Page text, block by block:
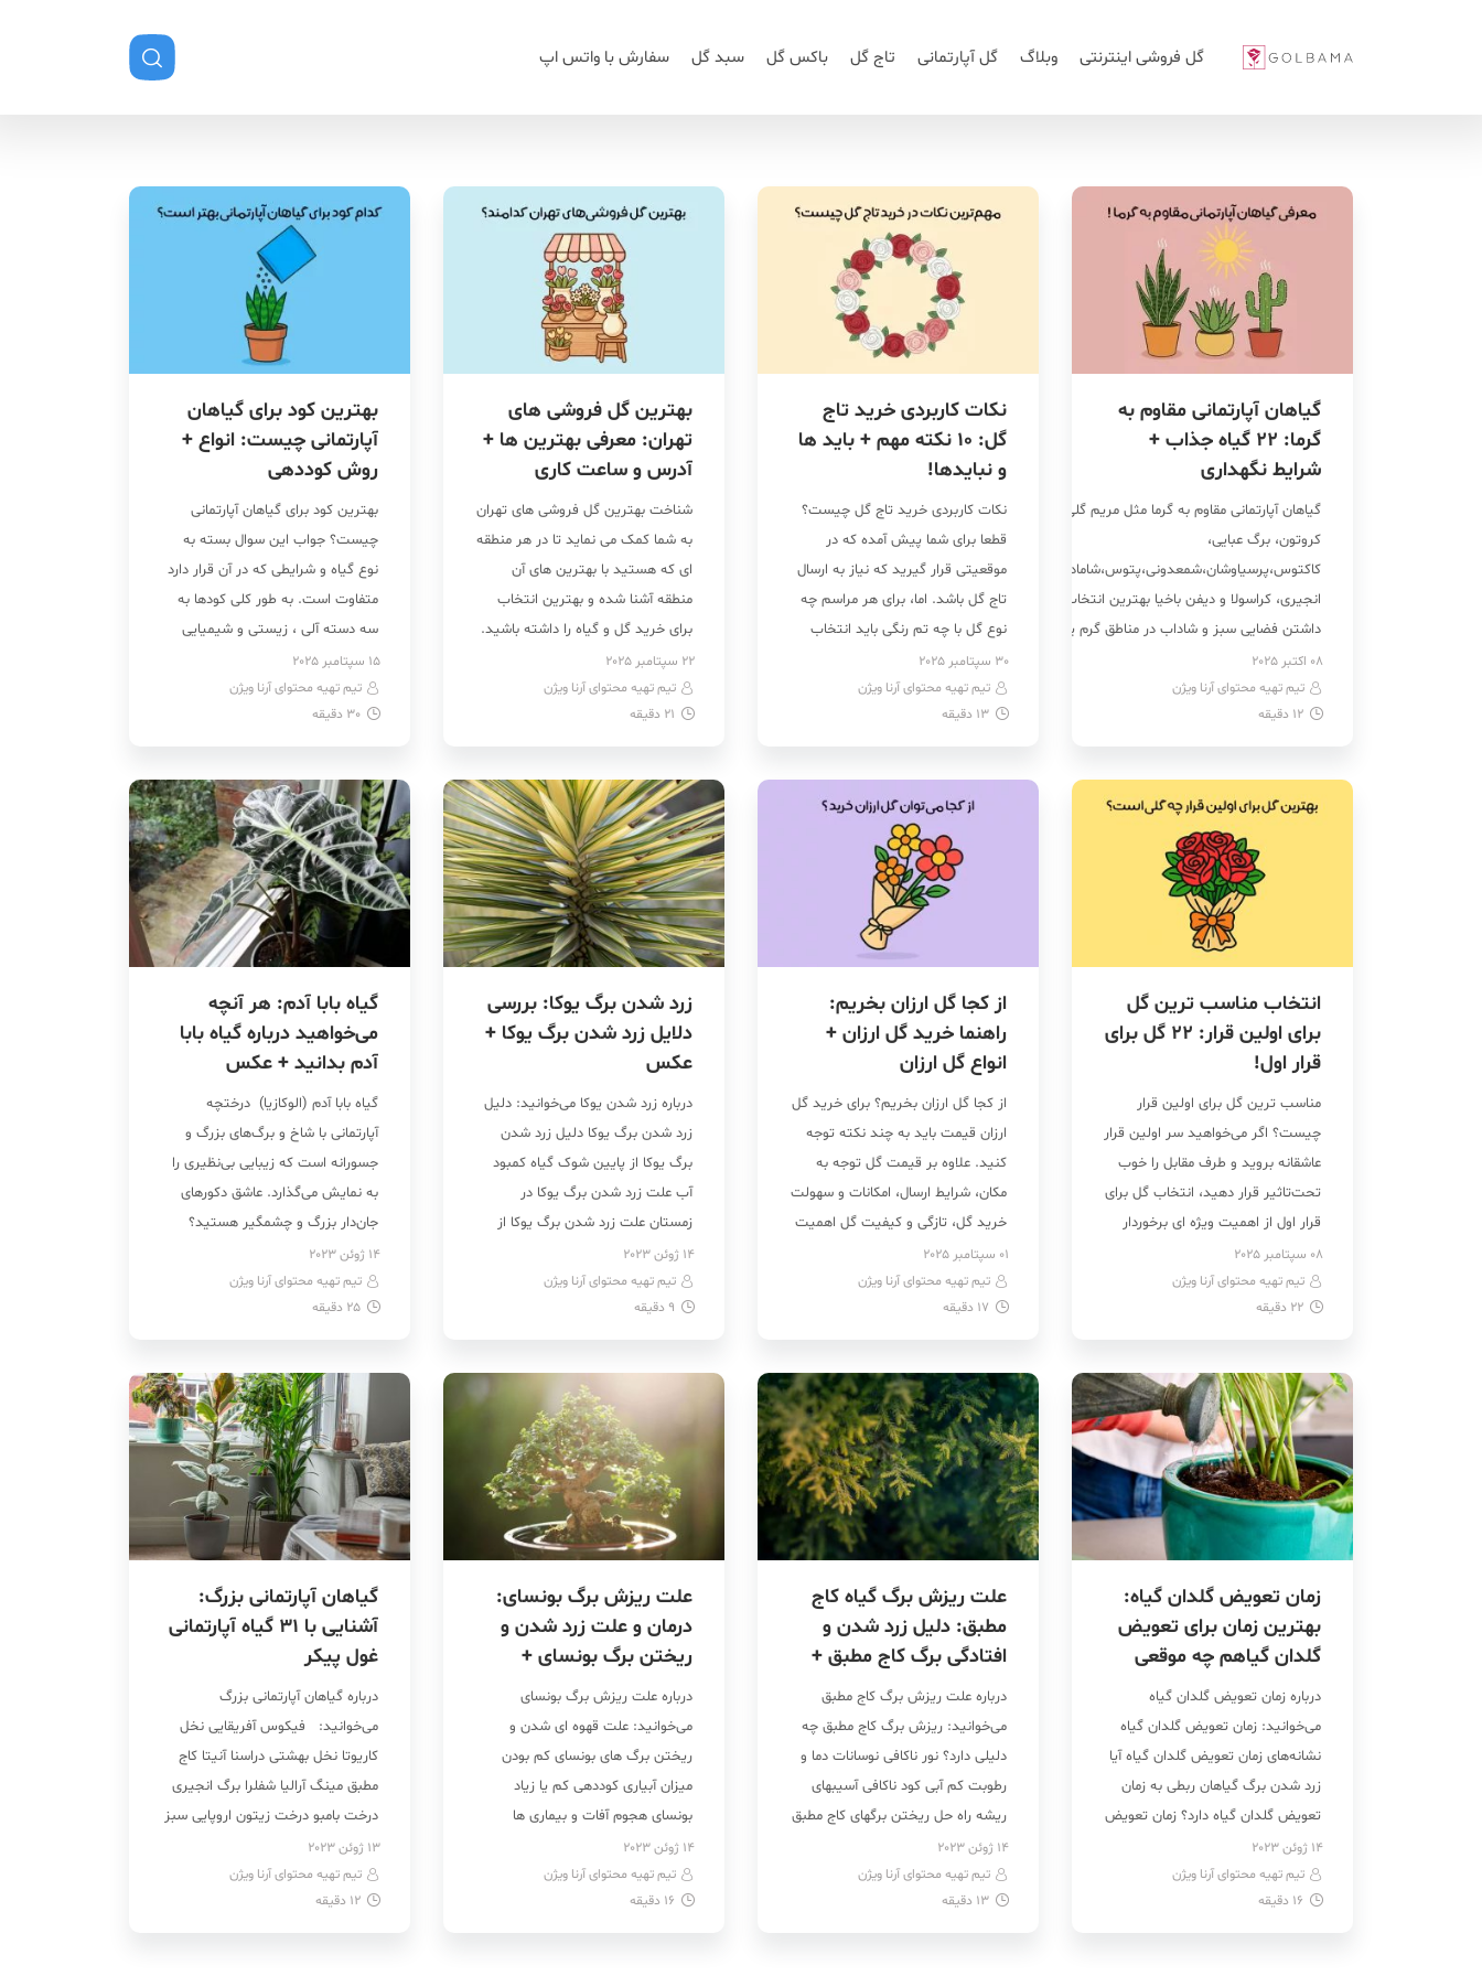
گل فروشی اینترنتی وبلاگ گل آپارتمانی تاج گل باکس گل سبد گل سفارش با واتس اپ
گیاهان آپارتمانی مقاوم به
گرما: ۲۲ گیاه جذاب +
شرایط نگهداری
گیاهان آپارتمانی مقاوم به گرما مثل مریم گلی،
کروتون، برگ عبایی،
کاکتوس،پرسیاوشان،شمعدونی،پتوس،شامادورا،برگ
انجیری، کراسولا و دیفن باخیا بهترین انتخاب برای
داشتن فضایی سبز و شاداب در مناطق گرم یا
خانه‌هایی است که در بیشتر ساعات روز نور و دمای
زیاد دارند. این گیاهان به گونه‌ای تکامل یافته‌اند که
بتوانند در برابر شرایط سخت محیطی، از جمله […]
08 اکتبر 2025
تیم تهیه محتوای آرنا ویژن
12 دقیقه
نکات کاربردی خرید تاج
گل: ۱۰ نکته مهم + باید ها
و نبایدها!
نکات کاربردی خرید تاج گل چیست؟
قطعا برای شما پیش آمده که در
موقعیتی قرار گیرید که نیاز به ارسال
تاج گل باشد. اما، برای هر مراسم چه
نوع گل با چه تم رنگی باید انتخاب
شود؟ چه متنی همراه تاج گل باید
ارسال گردد؟ نحوه سفارش و ارسال،
طراحی و اندازه تاج ها چقدر […]
30 سپتامبر 2025
تیم تهیه محتوای آرنا ویژن
13 دقیقه
بهترین گل فروشی های
تهران: معرفی بهترین ها +
آدرس و ساعت کاری
شناخت بهترین گل فروشی های تهران
به شما کمک می نماید تا در هر منطقه
ای که هستید با بهترین های آن
منطقه آشنا شده و بهترین انتخاب
برای خرید گل و گیاه را داشته باشید.
برای مثال آیا می‌خواهید گل‌هایی که به
دیگران هدیه دهید یا برای خودتان
بگیرید تازه و ظاهر زیبایی داشته […]
22 سپتامبر 2025
تیم تهیه محتوای آرنا ویژن
21 دقیقه
بهترین کود برای گیاهان
آپارتمانی چیست: انواع‌ +
روش کوددهی
بهترین کود برای گیاهان آپارتمانی
چیست؟ جواب این سوال بسته به
نوع گیاه و شرایطی که در آن قرار دارد
متفاوت است. به طور کلی کودها به
سه دسته آلی ، زیستی و شیمیایی
تقسیم می شوند که هر یک با توجه
به نیاز گیاه استفاده می گردد. برای
مثال باید گفت آیا برگ‌های گیاهتان
15 سپتامبر 2025
تیم تهیه محتوای آرنا ویژن
30 دقیقه
انتخاب مناسب ترین گل
برای اولین قرار: ۲۲ گل برای
قرار اول!
مناسب ترین گل برای اولین قرار
چیست؟ اگر می‌خواهید سر اولین قرار
عاشقانه بروید و طرف مقابل را خوب
تحت‌تاثیر قرار دهید، انتخاب گل برای
قرار اول از اهمیت ویژه ای برخوردار
است و انتخاب آن باید با توجه به
شرایط و خصوصیات طرف مقابل و
شرایطی که در آن قرار دارید انتخاب
08 سپتامبر 2025
تیم تهیه محتوای آرنا ویژن
22 دقیقه
از کجا گل ارزان بخریم:
راهنما خرید گل ارزان +
انواع گل ارزان
از کجا گل ارزان بخریم؟ برای خرید گل
ارزان قیمت باید به چند نکته توجه
کنید. علاوه بر قیمت گل توجه به
مکان، شرایط ارسال، امکانات و سهولت
خرید گل، تازگی و کیفیت گل اهمیت
ویژه ای دارد. همچنین از دیگر مواردی
که حائز اهمیت می‌باشد تنوع گل ها
برای انتخاب و نوع چیدمان آن […]
01 سپتامبر 2025
تیم تهیه محتوای آرنا ویژن
17 دقیقه
زرد شدن برگ یوکا: بررسی
دلایل زرد شدن برگ یوکا +
عکس
درباره زرد شدن یوکا می‌خوانید: دلیل
زرد شدن برگ یوکا دلیل زرد شدن
برگ یوکا از پایین شوک گیاه کمبود
آب علت زرد شدن برگ یوکا در
زمستان علت زرد شدن برگ یوکا از
وسط علت زرد و خشک شدن نوک
برگ های گل یوکا علت خشک شدن
برگ یوکا علت لوله شدن برگ یوکا […]
14 ژوئن 2023
تیم تهیه محتوای آرنا ویژن
9 دقیقه
گیاه بابا آدم: هر آنچه
می‌خواهید درباره گیاه بابا
آدم بدانید + عکس
گیاه بابا آدم (الوکازیا) درختچه‌
آپارتمانی با شاخ و برگ‌های بزرگ و
جسورانه است که زیبایی بی‌نظیری را
به نمایش می‌گذارد. عاشق دکورهای
جان‌دار بزرگ و چشمگیر هستید؟
خرید گیاه بابا آدم مناسب شما است!
آنقدر برگ‌های آن چشمگیر هستند که
گویا قطعه‌ای از جنگل آمازون را به خانه
14 ژوئن 2023
تیم تهیه محتوای آرنا ویژن
25 دقیقه
زمان تعویض گلدان گیاه:
بهترین زمان برای تعویض
گلدان گیاهم چه موقعی
است؟ + تصویر
درباره زمان تعویض گلدان گیاه
می‌خوانید: زمان تعویض گلدان گیاه
نشانه‌های زمان تعویض گلدان گیاه آیا
زرد شدن برگ گیاهان ربطی به زمان
تعویض گلدان گیاه دارد؟ زمان تعویض
گلدان گیاهان آپارتمانی زمان تعویض
گلدان گیاه در زمستان زمان تعویض
گلدان و شوک گیاه جنس گلدان اندازه
14 ژوئن 2023
تیم تهیه محتوای آرنا ویژن
16 دقیقه
علت ریزش برگ گیاه کاج
مطبق: دلیل زرد شدن و
افتادگی برگ کاج مطبق +
تصویر
درباره علت ریزش برگ کاج مطبق
می‌خوانید: ریزش برگ کاج مطبق چه
دلیلی دارد؟ نور ناکافی نوسانات دما و
رطوبت کم آبی کود ناکافی آسیبهای
ریشه راه حل ریختن برگهای کاج مطبق
محیط مناسب برای جلوگیری از ریزش
برگ کاج مطبق کاج مطبق اگرچه
درختچه‌ آپارتمانی سازگار و ماندگار
14 ژوئن 2023
تیم تهیه محتوای آرنا ویژن
13 دقیقه
علت ریزش برگ بونسای:
درمان و علت زرد شدن و
ریختن برگ بونسای +
تصویر
درباره علت ریزش برگ بونسای
می‌خوانید: علت قهوه ای شدن و
ریختن برگ های بونسای کم بودن
میزان آبیاری کوددهی کم یا زیاد
بونسای هجوم آفات و بیماری ها
تعویض اخیر گلدان بونسای ریزش
طبیعی برگ های بونسای در فصل
پاییز روش‌های جلوگیری از ریزش و
14 ژوئن 2023
تیم تهیه محتوای آرنا ویژن
16 دقیقه
گیاهان آپارتمانی بزرگ:
آشنایی با ۳۱ گیاه آپارتمانی
غول پیکر
درباره گیاهان آپارتمانی بزرگ
می‌خوانید: فیکوس آفریقایی نخل
کاریوتا نخل بهشتی دراسنا آنیتا کاج
مطبق مینگ آرالیا شفلرا برگ انجیری
درخت بامبو درخت زیتون اروپایی سبز
رنگ زندگی و طراوت است! وقتی که
ما رنگ سبز را می‌بینیم بی‌اختیار
روحیه‌مان از این روبه آن رو می‌شود!
13 ژوئن 2023
تیم تهیه محتوای آرنا ویژن
12 دقیقه